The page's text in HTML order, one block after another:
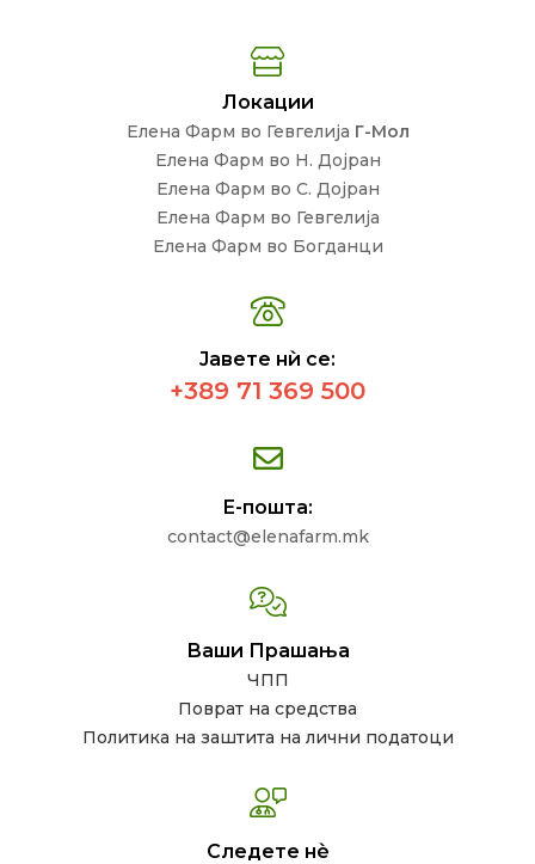
Локации
Елена Фарм во Гевгелија Г-Мол
Елена Фарм во Н. Дојран
Елена Фарм во С. Дојран
Елена Фарм во Гевгелија
Елена Фарм во Богданци
Јавете нѝ се:
+389 71 369 500
Е-пошта:
contact@elenafarm.mk
Ваши Прашања
ЧПП
Поврат на средства
Политика на заштита на лични податоци
Следете нѐ